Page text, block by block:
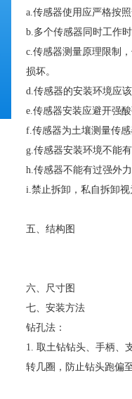
a.传感器使用应严格按
b.多个传感器同时工作
c.传感器测量原理限制
损坏。
d.传感器的安装环境应
e.传感器安装应避开强
f.传感器为土壤测量传
g.传感器安装环境不能有
h.传感器不能有过强外力
i.禁止拆卸，私自拆卸视
五、结构图
六、尺寸图
七、安装方法
钻孔法：
1. 取土钻钻头、手柄、
转几圈，防止钻头跑偏